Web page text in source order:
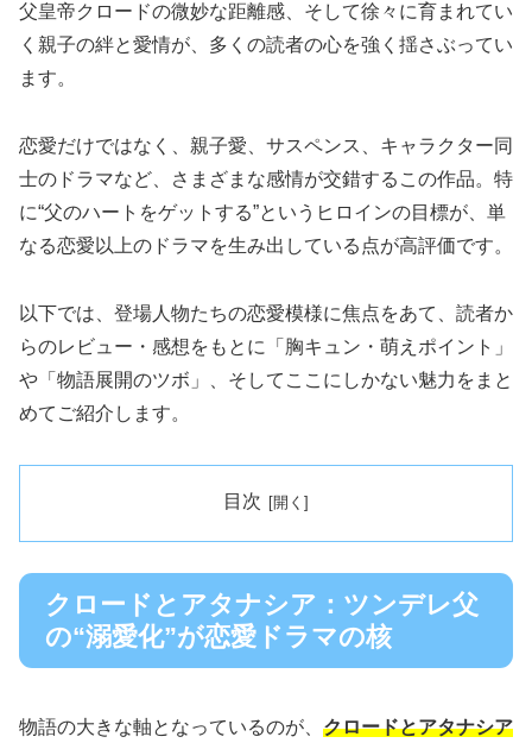
父皇帝クロードの微妙な距離感、そして徐々に育まれてい
く親子の絆と愛情が、多くの読者の心を強く揺さぶってい
ます。
恋愛だけではなく、親子愛、サスペンス、キャラクター同
士のドラマなど、さまざまな感情が交錯するこの作品。特
に“父のハートをゲットする”というヒロインの目標が、単
なる恋愛以上のドラマを生み出している点が高評価です。
以下では、登場人物たちの恋愛模様に焦点をあて、読者か
らのレビュー・感想をもとに「胸キュン・萌えポイント」
や「物語展開のツボ」、そしてここにしかない魅力をまと
めてご紹介します。
目次
クロードとアタナシア：ツンデレ父
の“溺愛化”が恋愛ドラマの核
物語の大きな軸となっているのが、 クロードとアタナシア